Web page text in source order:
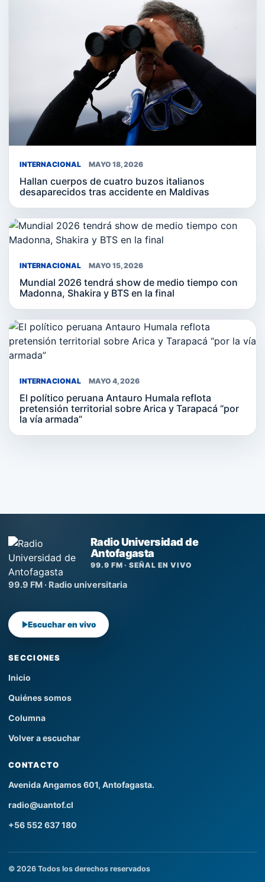
INTERNACIONAL MAYO 18, 2026
Hallan cuerpos de cuatro buzos italianos
desaparecidos tras accidente en Maldivas
INTERNACIONAL MAYO 15, 2026
Mundial 2026 tendrá show de medio tiempo con
Madonna, Shakira y BTS en la final
INTERNACIONAL MAYO 4, 2026
El político peruana Antauro Humala reflota
pretensión territorial sobre Arica y Tarapacá “por
la vía armada”
Radio Universidad de
Antofagasta
99.9 FM · SEÑAL EN VIVO
99.9 FM · Radio universitaria
Escuchar en vivo
SECCIONES
Inicio
Quiénes somos
Columna
Volver a escuchar
CONTACTO
Avenida Angamos 601, Antofagasta.
radio@uantof.cl
+56 552 637 180
© 2026 Todos los derechos reservados